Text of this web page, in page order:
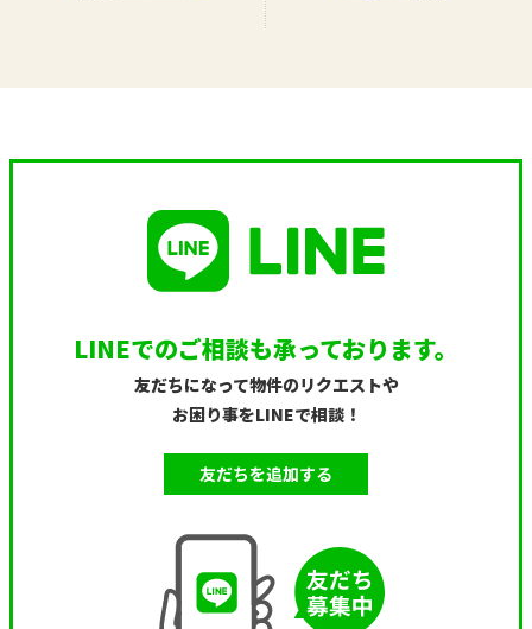
LINEでのご相談も承っております。
友だちになって物件のリクエストや
お困り事をLINEで相談！
友だちを追加する